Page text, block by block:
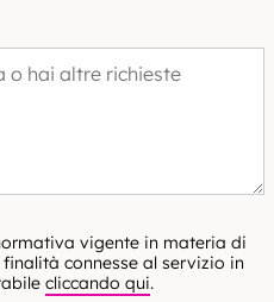
vigente in materia di
connesse al servizio in
cliccando qui.